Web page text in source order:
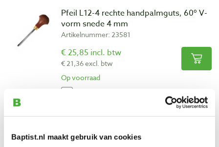
Baptist.nl maakt gebruik van cookies
Pfeil L12-4 rechte handpalmguts, 60º V-
vorm snede 4 mm
Artikelnummer: 23581
€ 25,85 incl. btw
€ 21,36 excl. btw
Op voorraad
vorm snede 2 mm